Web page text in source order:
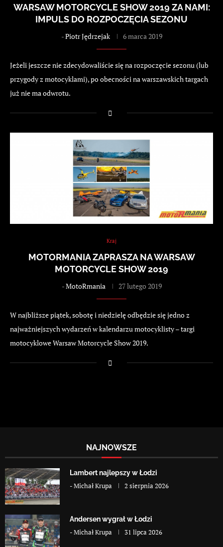
WARSAW MOTORCYCLE SHOW 2019 ZA NAMI:
IMPULS DO ROZPOCZĘCIA SEZONU
-Piotr Jędrzejak 6 marca 2019
Jeżeli jeszcze nie zdecydowaliście się na rozpoczęcie sezonu (lub
przygody z motocyklami), po obecności na warszawskich targach
już nie ma odwrotu.
Kraj
MOTORMANIA ZAPRASZA NA WARSAW
MOTORCYCLE SHOW 2019
-MotoRmania 27 lutego 2019
W najbliższe piątek, sobotę i niedzielę odbędzie się jedno z
najważniejszych wydarzeń w kalendarzu motocyklisty – targi
motocyklowe Warsaw Motorcycle Show 2019.
NAJNOWSZE
Lambert najlepszy w Łodzi
-Michał Krupa 2 sierpnia 2026
Andersen wygrał w Łodzi
-Michał Krupa 31 lipca 2026